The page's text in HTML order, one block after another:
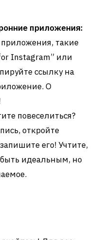
приложения:
такие
Instagram” или
ссылку на
О
повеселиться?
откройте
его! Учтите,
идеальным, но